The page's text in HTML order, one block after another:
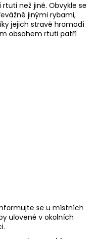
než jiné. Obvykle se
jinými rybami,
jejich stravě hromadí
obsahem rtuti patří
se u místních
ulovené v okolních